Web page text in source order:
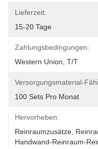
Lieferzeit:
15-20 Tage
Zahlungsbedingungen:
Western Union, T/T
Versorgungsmaterial-
100 Sets Pro Monat
Hervorheben:
Reinraumzusätze
Handwand-Reinraum-